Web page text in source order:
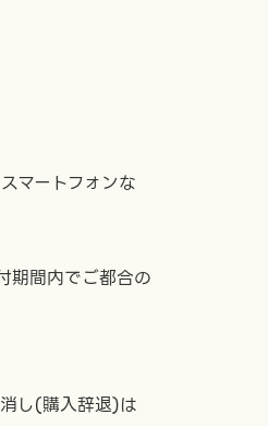
マートフォンな
期間内でご都合の
し(購入辞退)は